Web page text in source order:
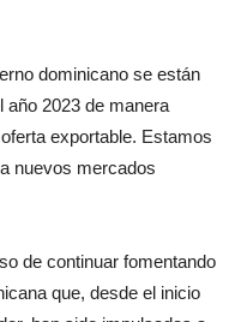
dominicano se están
año 2023 de manera
exportable. Estamos
nuevos mercados
de continuar fomentando
que, desde el inicio